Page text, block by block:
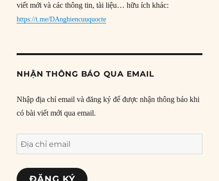
viết mới và các thông tin, tài liệu… hữu ích khác:
https://t.me/DAnghiencuuquocte
NHẬN THÔNG BÁO QUA EMAIL
Nhập địa chỉ email và đăng ký để được nhận thông báo khi
có bài viết mới qua email.
Địa
chỉ
email
ĐĂNG KÝ